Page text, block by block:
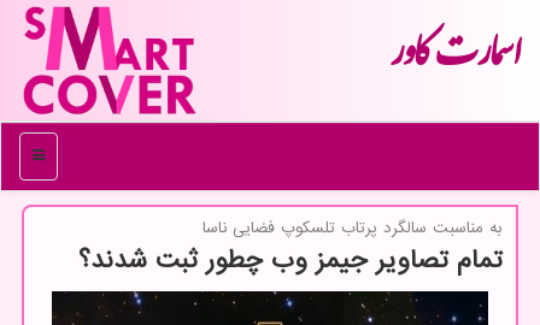
اسمارت كاور
منو
به مناسبت سالگرد پرتاب تلسكوپ فضایی ناسا
تمام تصاویر جیمز وب چطور ثبت شدند؟